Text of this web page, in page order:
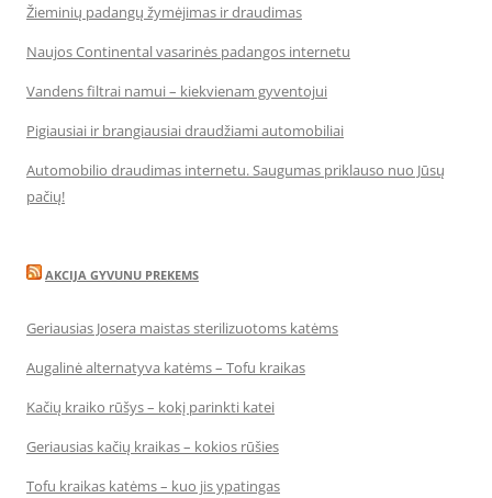
Žieminių padangų žymėjimas ir draudimas
Naujos Continental vasarinės padangos internetu
Vandens filtrai namui – kiekvienam gyventojui
Pigiausiai ir brangiausiai draudžiami automobiliai
Automobilio draudimas internetu. Saugumas priklauso nuo Jūsų
pačių!
AKCIJA GYVUNU PREKEMS
Geriausias Josera maistas sterilizuotoms katėms
Augalinė alternatyva katėms – Tofu kraikas
Kačių kraiko rūšys – kokį parinkti katei
Geriausias kačių kraikas – kokios rūšies
Tofu kraikas katėms – kuo jis ypatingas